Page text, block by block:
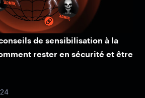
de sensibilisation à la
rester en sécurité et être